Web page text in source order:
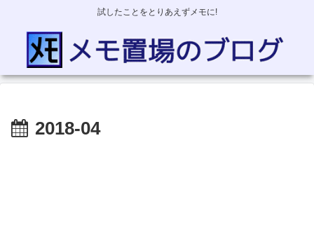
試したことをとりあえずメモに!
2018-04